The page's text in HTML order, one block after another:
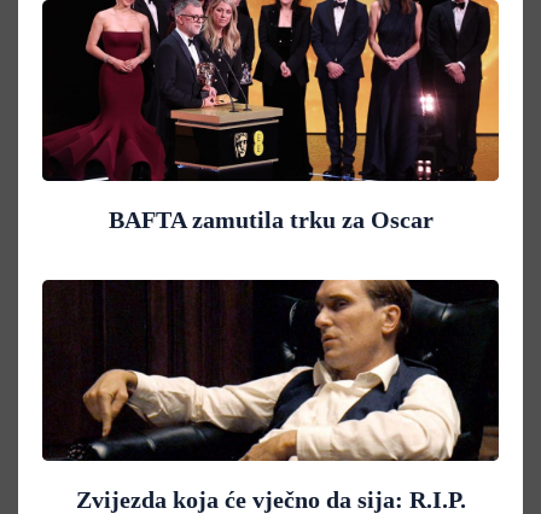
BAFTA zamutila trku za Oscar
Zvijezda koja će vječno da sija: R.I.P.